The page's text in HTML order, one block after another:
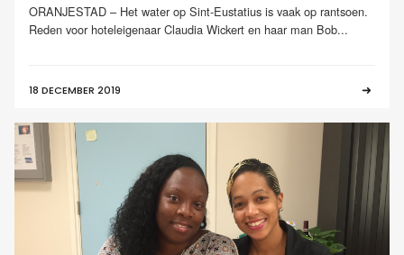
ORANJESTAD – Het water op Sint-Eustatius is vaak op rantsoen.
Reden voor hoteleigenaar Claudia Wickert en haar man Bob...
18 DECEMBER 2019